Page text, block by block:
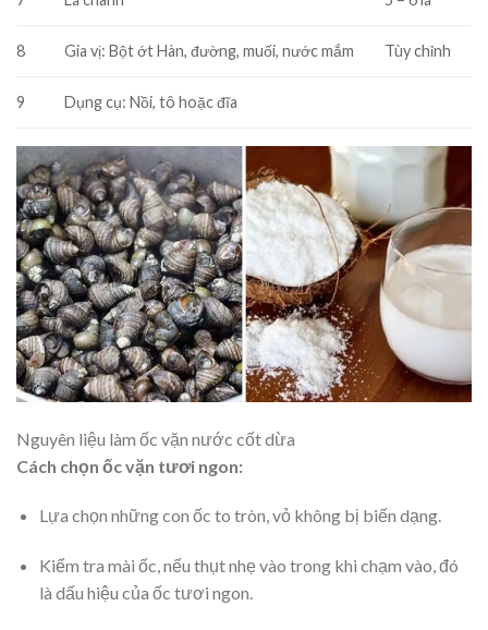
8 Gia vị: Bột ớt Hàn, đường, muối, nước mắm Tùy chỉnh
9 Dụng cụ: Nồi, tô hoặc đĩa
Nguyên liệu làm ốc vặn nước cốt dừa
Cách chọn ốc vặn tươi ngon:
Lựa chọn những con ốc to tròn, vỏ không bị biến dạng.
Kiểm tra mài ốc, nếu thụt nhẹ vào trong khi chạm vào, đó
là dấu hiệu của ốc tươi ngon.